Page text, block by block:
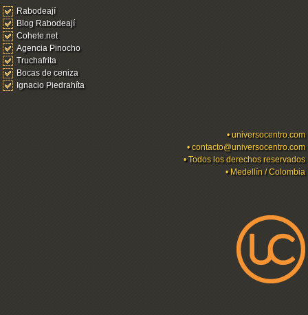
Rabodeají
Blog Rabodeají
Cohete.net
Agencia Pinocho
Truchafrita
Bocas de ceniza
Ignacio Piedrahíta
•universocentro.com
•contacto@universocentro.com
• Todos los derechos reservados
• Medellín / Colombia